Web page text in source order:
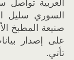
العربية تواصل
السوري سليل
صنيعة المطبخ
على إصدار
تأتي.